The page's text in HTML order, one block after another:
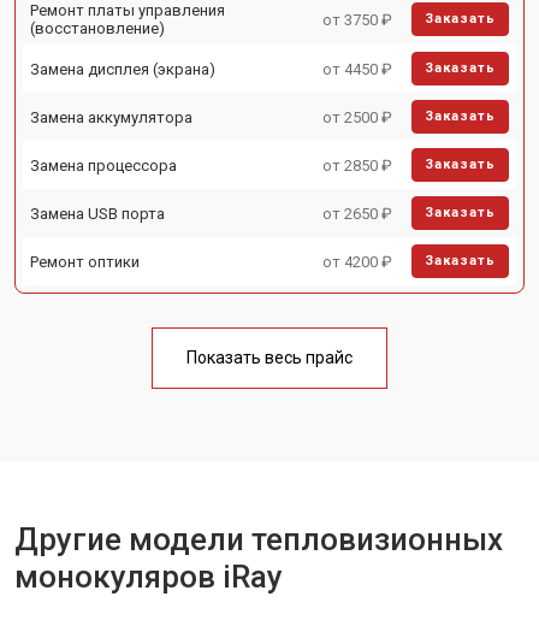
Ремонт платы управления
(восстановление)
от 3750 ₽ Заказать
Замена дисплея (экрана) от 4450 ₽ Заказать
Замена аккумулятора от 2500 ₽ Заказать
Замена процессора от 2850 ₽ Заказать
Замена USB порта от 2650 ₽ Заказать
Ремонт оптики от 4200 ₽ Заказать
Показать весь прайс
Другие модели тепловизионных
монокуляров iRay